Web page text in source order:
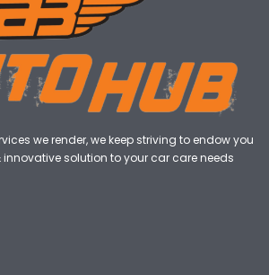
we render, we keep striving to endow you
innovative solution to your car care needs